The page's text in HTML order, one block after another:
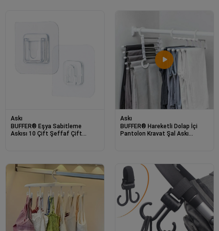
Askı
BUFFER® Eşya Sabitleme
Askısı 10 Çift Şeffaf Çift
Askı
BUFFER® Hareketli Dolap İçi
Pantolon Kravat Şal Askı